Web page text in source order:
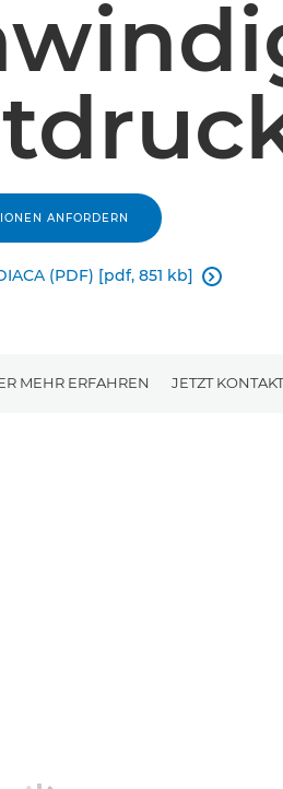
ANFORDERN
(PDF) [pdf, 851 kb] 
MEHR ERFAHREN JETZT